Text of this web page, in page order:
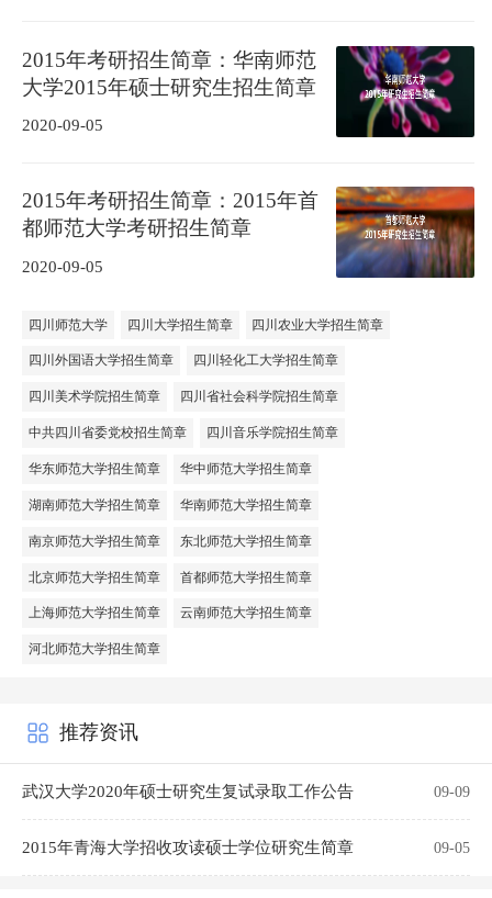
2015年考研招生简章：华南师范
大学2015年硕士研究生招生简章
2020-09-05
2015年考研招生简章：2015年首
都师范大学考研招生简章
2020-09-05
四川师范大学 四川大学招生简章 四川农业大学招生简章
四川外国语大学招生简章 四川轻化工大学招生简章
四川美术学院招生简章 四川省社会科学院招生简章
中共四川省委党校招生简章 四川音乐学院招生简章
华东师范大学招生简章 华中师范大学招生简章
湖南师范大学招生简章 华南师范大学招生简章
南京师范大学招生简章 东北师范大学招生简章
北京师范大学招生简章 首都师范大学招生简章
上海师范大学招生简章 云南师范大学招生简章
河北师范大学招生简章
推荐资讯
武汉大学2020年硕士研究生复试录取工作公告 09-09
2015年青海大学招收攻读硕士学位研究生简章 09-05